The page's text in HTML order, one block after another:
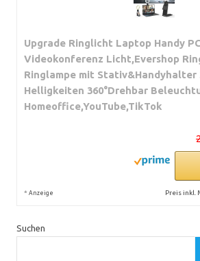
Upgrade Ringlicht Laptop Handy
Videokonferenz Licht,Evershop
Ringlampe mit
Helligkeiten 360°Drehbar
Homeoffice,YouTube,TikTok
* Anzeige Preis inkl.
Suchen